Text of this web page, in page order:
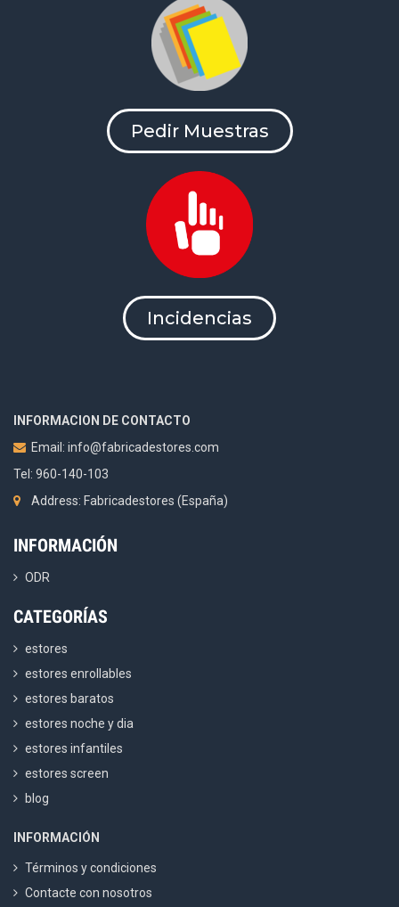
Pedir Muestras
Incidencias
INFORMACION DE CONTACTO
Email: info@fabricadestores.com
Tel: 960-140-103
Address: Fabricadestores (España)
INFORMACIÓN
ODR
CATEGORÍAS
estores
estores enrollables
estores baratos
estores noche y dia
estores infantiles
estores screen
blog
INFORMACIÓN
Términos y condiciones
Contacte con nosotros